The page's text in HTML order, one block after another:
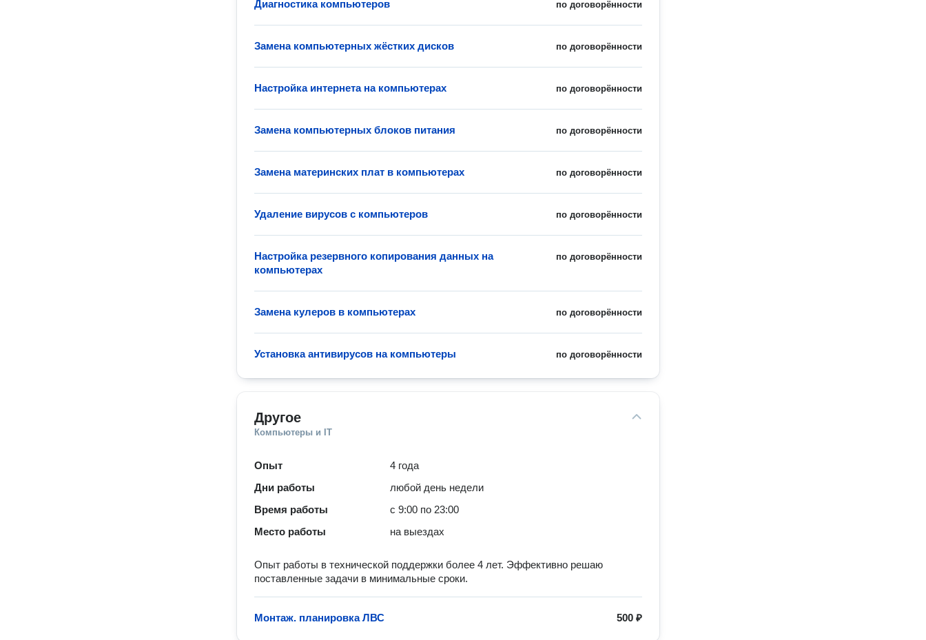
по договорённости
Диагностика компьютеров
по договорённости
Замена компьютерных жёстких дисков
по договорённости
Настройка интернета на компьютерах
по договорённости
Замена компьютерных блоков питания
по договорённости
Замена материнских плат в компьютерах
по договорённости
Удаление вирусов с компьютеров
по договорённости
Настройка резервного копирования данных на
компьютерах
по договорённости
Замена кулеров в компьютерах
по договорённости
Установка антивирусов на компьютеры
Другое
Компьютеры и IT
Опыт
4 года
Дни работы
любой день недели
Время работы
с 9:00 по 23:00
Место работы
на выездах
Опыт работы в технической поддержки более 4 лет. Эффективно решаю
поставленные задачи в минимальные сроки.
500 ₽
Монтаж. планировка ЛВС